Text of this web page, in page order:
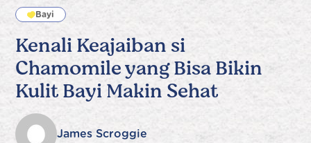
Bayi
Kenali Keajaiban si
Chamomile yang Bisa Bikin
Kulit Bayi Makin Sehat
James Scroggie